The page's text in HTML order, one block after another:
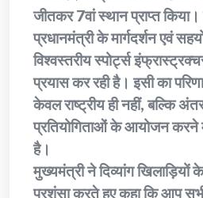
जीतकर 7वां स्थान प्राप्त
प्रधानमंत्री के मार्गदर्शन एवं
विश्वस्तरीय स्पोर्ट्स
प्रयास कर रही है। इसी का
केवल राष्ट्रीय ही नहीं, बल्कि
प्रतियोगिताओं के आयोजन करने
है।
मुख्यमंत्री ने दिव्यांग खिलाड़ियों
प्रशंसा करते हुए कहा कि आप सभी